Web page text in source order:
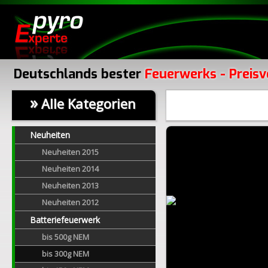
Deutschlands bester Feuerwerks -
»Alle Kategorien
Neuheiten
Neuheiten 2015
Neuheiten 2014
Neuheiten 2013
Neuheiten 2012
Batteriefeuerwerk
bis 500g NEM
bis 300g NEM